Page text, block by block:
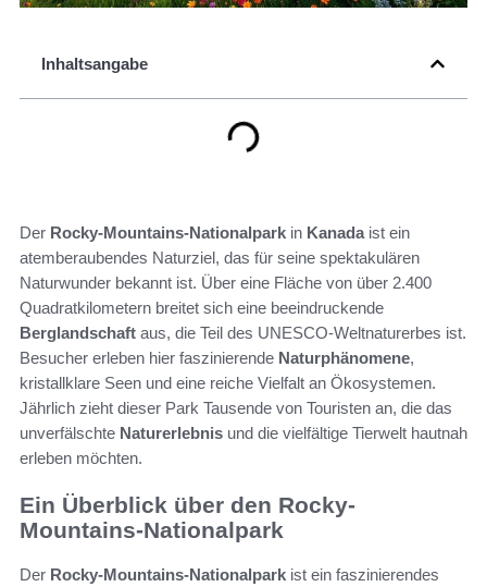
Inhaltsangabe
Der Rocky-Mountains-Nationalpark in Kanadaist ein
atemberaubendes Naturziel, das für seine spektakulären
Naturwunder bekannt ist. Über eine Fläche von über 2.400
Quadratkilometern breitet sich eine beeindruckende
Berglandschaft aus, die Teil des UNESCO-Weltnaturerbes ist.
Besucher erleben hier faszinierende Naturphänomene,
kristallklare Seen und eine reiche Vielfalt an Ökosystemen.
Jährlich zieht dieser Park Tausende von Touristen an, die das
unverfälschte Naturerlebnis und die vielfältige Tierwelt hautnah
erleben möchten.
Ein Überblick über den Rocky-
Mountains-Nationalpark
Der Rocky-Mountains-Nationalpark ist ein faszinierendes